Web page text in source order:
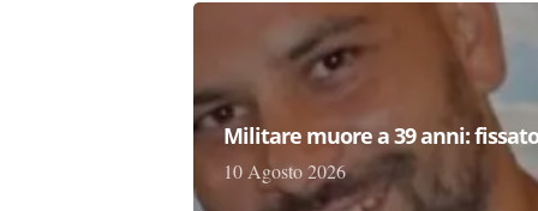
Militare muore a 39 anni:
10 Agosto 2026